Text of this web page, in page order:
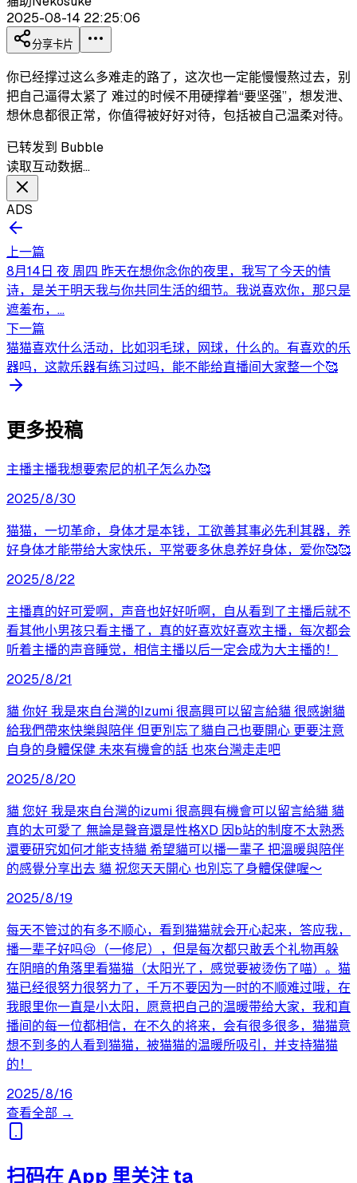
2025-08-14 22:25:06
分享卡片
你已经撑过这么多难走的路了，这次也一定能慢慢熬过去，别
把自己逼得太紧了 难过的时候不用硬撑着“要坚强”，想发泄、
想休息都很正常，你值得被好好对待，包括被自己温柔对待。
已转发到 Bubble
读取互动数据…
ADS
上一篇
8月14日 夜 周四 昨天在想你念你的夜里，我写了今天的情
诗，是关于明天我与你共同生活的细节。我说喜欢你，那只是
遮羞布，...
下一篇
猫猫喜欢什么活动，比如羽毛球，网球，什么的。有喜欢的乐
器吗，这款乐器有练习过吗，能不能给直播间大家整一个🥰
更多投稿
主播主播我想要索尼的机子怎么办🥰
2025/8/30
猫猫，一切革命，身体才是本钱，工欲善其事必先利其器，养
好身体才能带给大家快乐，平常要多休息养好身体，爱你🥰🥰
2025/8/22
主播真的好可爱啊，声音也好好听啊，自从看到了主播后就不
看其他小男孩只看主播了，真的好喜欢好喜欢主播，每次都会
听着主播的声音睡觉，相信主播以后一定会成为大主播的！
2025/8/21
貓 你好 我是來自台灣的Izumi 很高興可以留言給貓 很感謝貓
給我們帶來快樂與陪伴 但更別忘了貓自己也要開心 更要注意
自身的身體保健 未來有機會的話 也來台灣走走吧
2025/8/20
貓 您好 我是來自台灣的izumi 很高興有機會可以留言給貓 貓
真的太可愛了 無論是聲音還是性格XD 因b站的制度不太熟悉
還要研究如何才能支持貓 希望貓可以播一輩子 把溫暖與陪伴
的感覺分享出去 貓 祝您天天開心 也別忘了身體保健喔～
2025/8/19
每天不管过的有多不顺心，看到猫猫就会开心起来，答应我，
播一辈子好吗😢（一修尼），但是每次都只敢丢个礼物再躲
在阴暗的角落里看猫猫（太阳光了，感觉要被烫伤了喵）。猫
猫已经很努力很努力了，千万不要因为一时的不顺难过哦，在
我眼里你一直是小太阳，愿意把自己的温暖带给大家，我和直
播间的每一位都相信，在不久的将来，会有很多很多，猫猫意
想不到多的人看到猫猫，被猫猫的温暖所吸引，并支持猫猫
的！
2025/8/16
查看全部 →
扫码在 App 里关注 ta